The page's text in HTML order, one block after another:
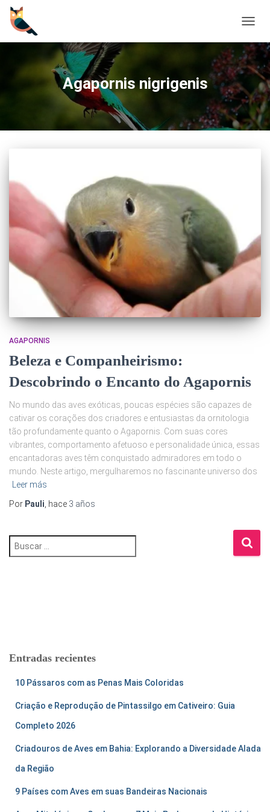
Agapornis nigrigenis
AGAPORNIS
Beleza e Companheirismo:
Descobrindo o Encanto do Agapornis
No mundo das aves exóticas, poucas espécies são capazes de
cativar os corações dos criadores e entusiastas da ornitologia
tão profundamente quanto o Agapornis. Com suas cores
vibrantes, comportamento afetuoso e personalidade única, essas
encantadoras aves têm conquistado admiradores em todo o
mundo. Neste artigo, mergulharemos no fascinante universo dos
Leer más
Por Pauli , hace 3 años
Entradas recientes
10 Pássaros com as Penas Mais Coloridas
Criação e Reprodução de Pintassilgo em Cativeiro: Guia
Completo 2026
Criadouros de Aves em Bahia: Explorando a Diversidade Alada
da Região
9 Países com Aves em suas Bandeiras Nacionais